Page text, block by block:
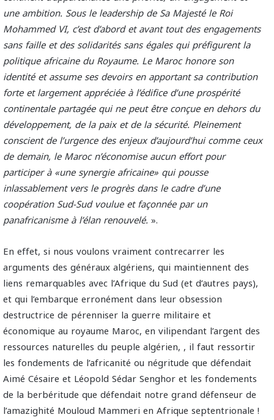
une ambition. Sous le leadership de Sa Majesté le Roi
Mohammed VI, c’est d’abord et avant tout des engagements
sans faille et des solidarités sans égales qui préfigurent la
politique africaine du Royaume. Le Maroc honore son
identité et assume ses devoirs en apportant sa contribution
forte et largement appréciée à l’édifice d’une prospérité
continentale partagée qui ne peut être conçue en dehors du
développement, de la paix et de la sécurité. Pleinement
conscient de l’urgence des enjeux d’aujourd’hui comme ceux
de demain, le Maroc n’économise aucun effort pour
participer à «une synergie africaine» qui pousse
inlassablement vers le progrès dans le cadre d’une
coopération Sud-Sud voulue et façonnée par un
panafricanisme à l’élan renouvelé. ».
En effet, si nous voulons vraiment contrecarrer les
arguments des généraux algériens, qui maintiennent des
liens remarquables avec l’Afrique du Sud (et d’autres pays),
et qui l’embarque erronément dans leur obsession
destructrice de pérenniser la guerre militaire et
économique au royaume Maroc, en vilipendant l’argent des
ressources naturelles du peuple algérien, , il faut ressortir
les fondements de l’africanité ou négritude que défendait
Aimé Césaire et Léopold Sédar Senghor et les fondements
de la berbéritude que défendait notre grand défenseur de
l’amazighité Mouloud Mammeri en Afrique septentrionale !